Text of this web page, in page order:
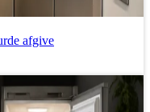
afgive